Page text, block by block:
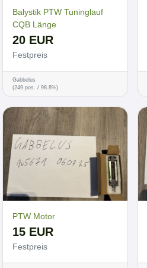
Balystik PTW Tuninglauf
CQB Länge
20 EUR
Festpreis
Gabbelus
(249 pos. / 98.8%)
PTW Motor
15 EUR
Festpreis